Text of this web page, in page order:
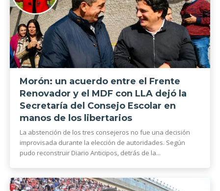
Morón: un acuerdo entre el Frente
Renovador y el MDF con LLA dejó la
Secretaría del Consejo Escolar en
manos de los libertarios
La abstención de los tres consejeros no fue una decisión
improvisada durante la elección de autoridades. Según
pudo reconstruir Diario Anticipos, detrás de la...